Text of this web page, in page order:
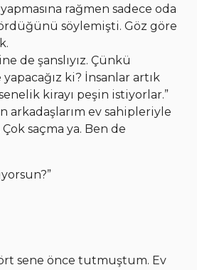
rağmen sadece oda
söylemişti. Göz göre
de şanslıyız. Çünkü
ki? İnsanlar artık
kirayı peşin istiyorlar.”
arkadaşlarım ev sahipleriyle
saçma ya. Ben de
sene önce tutmuştum. Ev